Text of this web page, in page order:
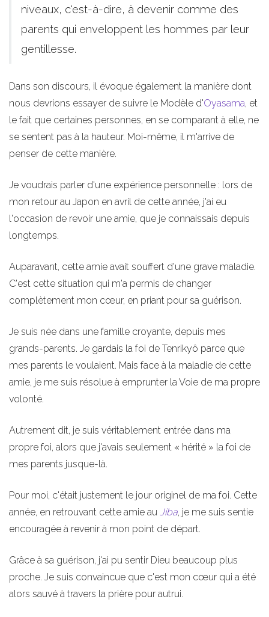
niveaux, c'est-à-dire, à devenir comme des
parents qui enveloppent les hommes par leur
gentillesse.
Dans son discours, il évoque également la manière dont
nous devrions essayer de suivre le Modèle d'Oyasama, et
le fait que certaines personnes, en se comparant à elle, ne
se sentent pas à la hauteur. Moi-même, il m'arrive de
penser de cette manière.
Je voudrais parler d'une expérience personnelle : lors de
mon retour au Japon en avril de cette année, j'ai eu
l'occasion de revoir une amie, que je connaissais depuis
longtemps.
Auparavant, cette amie avait souffert d'une grave maladie.
C'est cette situation qui m'a permis de changer
complètement mon cœur, en priant pour sa guérison.
Je suis née dans une famille croyante, depuis mes
grands-parents. Je gardais la foi de Tenrikyô parce que
mes parents le voulaient. Mais face à la maladie de cette
amie, je me suis résolue à emprunter la Voie de ma propre
volonté.
Autrement dit, je suis véritablement entrée dans ma
propre foi, alors que j'avais seulement « hérité » la foi de
mes parents jusque-là.
Pour moi, c'était justement le jour originel de ma foi. Cette
année, en retrouvant cette amie au Jiba, je me suis sentie
encouragée à revenir à mon point de départ.
Grâce à sa guérison, j'ai pu sentir Dieu beaucoup plus
proche. Je suis convaincue que c'est mon cœur qui a été
alors sauvé à travers la prière pour autrui.